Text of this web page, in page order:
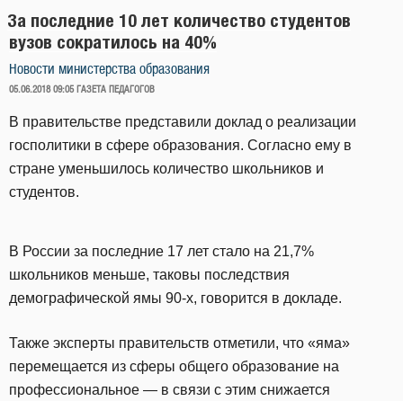
За последние 10 лет количество студентов
вузов сократилось на 40%
Новости министерства образования
ОПУБЛИКОВАНО
05.06.2018 09:05 ГАЗЕТА ПЕДАГОГОВ
В правительстве представили доклад о реализации
госполитики в сфере образования. Согласно ему в
стране уменьшилось количество школьников и
студентов.
В России за последние 17 лет стало на 21,7%
школьников меньше, таковы последствия
демографической ямы 90-х, говорится в докладе.
Также эксперты правительств отметили, что «яма»
перемещается из сферы общего образование на
профессиональное — в связи с этим снижается